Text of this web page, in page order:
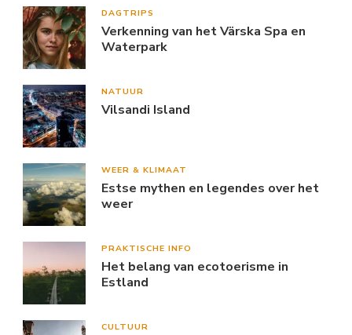
DAGTRIPS
Verkenning van het Värska Spa en
Waterpark
NATUUR
Vilsandi Island
WEER & KLIMAAT
Estse mythen en legendes over het
weer
PRAKTISCHE INFO
Het belang van ecotoerisme in
Estland
CULTUUR